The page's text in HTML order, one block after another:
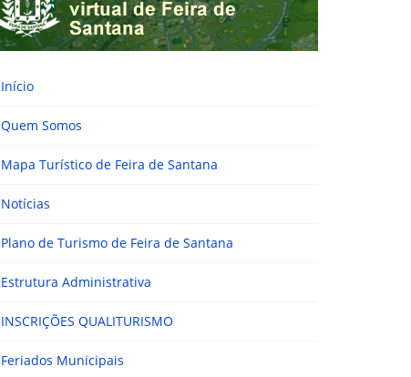
Início
Quem Somos
Mapa Turístico de Feira de Santana
Notícias
Plano de Turismo de Feira de Santana
Estrutura Administrativa
INSCRIÇÕES QUALITURISMO
Feriados Municipais